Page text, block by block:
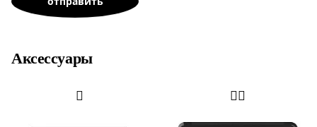
Аксессуары